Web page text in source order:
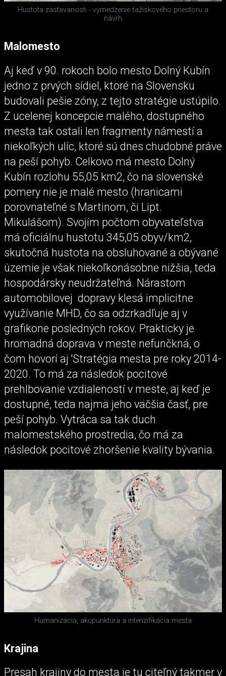
Hustota zastavanosti - vymedzenie ťažiskového priestoru a
návrh
Malomesto
Aj keď v 90. rokoch bolo mesto Dolný Kubín
jedno z prvých sídiel, ktoré na Slovensku
budovali pešie zóny, z tejto stratégie ustúpilo.
Z ucelenej koncepcie malého, dostupného
mesta tak ostali len fragmenty námestí a
niekoľkých ulíc, ktoré sú dnes chudobné práve
na peší pohyb. Celkovo má mesto Dolný
Kubín rozlohu 55,05 km2, čo na slovenské
pomery nie je malé mesto (hranicami
porovnateľné s Martinom, či Lipt.
Mikulášom). Svojím počtom obyvateľstva
má oficiálnu hustotu 345,05 obyv/km2,
skutočná hustota na obsluhované a obývané
územie je však niekoľkonásobne nižšia, teda
hospodársky neudržateľná. Nárastom
automobilovej dopravy klesá implicitne
využívanie MHD, čo sa odzrkadľuje aj v
grafikone posledných rokov. Prakticky je
hromadná doprava v meste nefunčkná, o
čom hovorí aj 'Stratégia mesta pre roky 2014-
2020. To má za následok pocitové
prehlbovanie vzdialeností v meste, aj keď je
dostupné, teda najmä jeho väčšia časť, pre
peší pohyb. Vytráca sa tak duch
malomestského prostredia, čo má za
následok pocitové zhoršenie kvality bývania.
Humanizácia, akupunktúra a intenzifikácia mesta
Krajina
Presah krajiny do mesta je tu citeľný takmer v